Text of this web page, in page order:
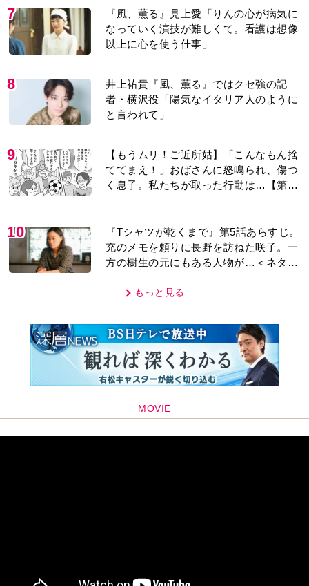
7
『風、薫る』見上愛「りんの心が病気に
なっていく演技が難しくて。看護は想像
以上に心を使う仕事」
8
井上祐貴『風、薫る』ではクセ強の記
者・横沢役「陽気なイタリア人のように
と言われて」
9
【もうムリ！ご近所姑】「こんなもん捨
ててまえ！」おばさんに怒鳴られ、傷つ
く息子。私たちが取った行動は…【第3
10
『Tシャツが乾くまで』第5話あらすじ。
充のメモを頼りに長野を訪ねた咲子。一
方の樹生の元にもある人物が…＜ネタバ
もっと見る
MOVIE